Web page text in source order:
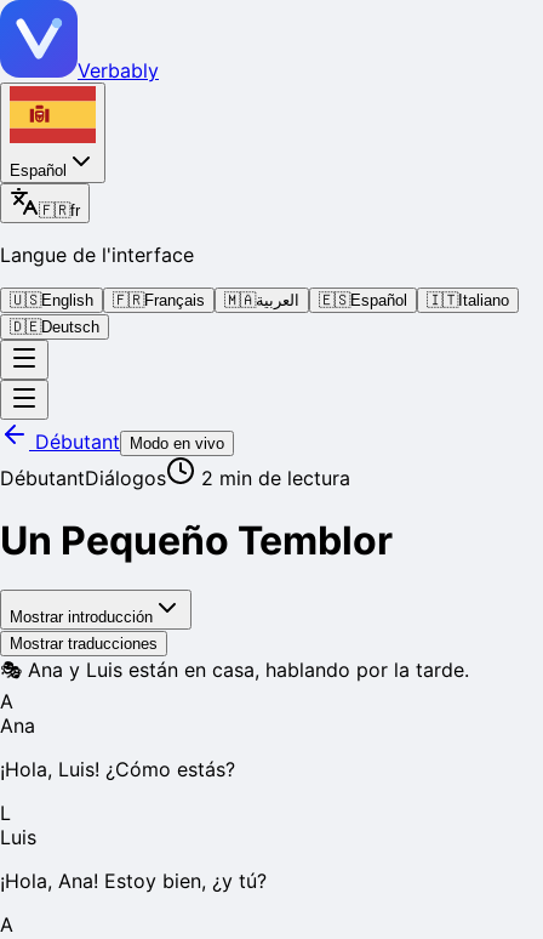
Verbably
Español
🇫🇷fr
Langue de l'interface
🇺🇸English 🇫🇷Français 🇲🇦العربية 🇪🇸Español 🇮🇹Italiano
🇩🇪Deutsch
Débutant Modo en vivo
DébutantDiálogos 2 min de lectura
Un Pequeño Temblor
Mostrar introducción
Mostrar traducciones
🎭 Ana y Luis están en casa, hablando por la tarde.
A
Ana
¡Hola, Luis! ¿Cómo estás?
L
Luis
¡Hola, Ana! Estoy bien, ¿y tú?
A